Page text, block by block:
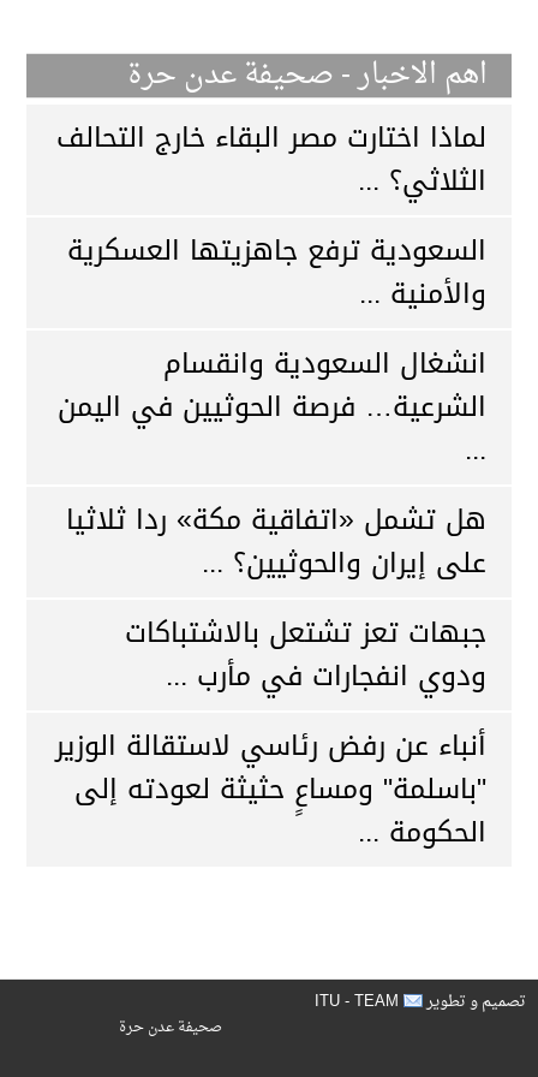
اهم الاخبار - صحيفة عدن حرة
لماذا اختارت مصر البقاء خارج التحالف
الثلاثي؟ ...
السعودية ترفع جاهزيتها العسكرية
والأمنية ...
انشغال السعودية وانقسام
الشرعية… فرصة الحوثيين في اليمن
...
هل تشمل «اتفاقية مكة» ردا ثلاثيا
على إيران والحوثيين؟ ...
جبهات تعز تشتعل بالاشتباكات
ودوي انفجارات في مأرب ...
أنباء عن رفض رئاسي لاستقالة الوزير
"باسلمة" ومساعٍ حثيثة لعودته إلى
الحكومة ...
تصميم و تطوير ITU - TEAM
صحيفة عدن حرة